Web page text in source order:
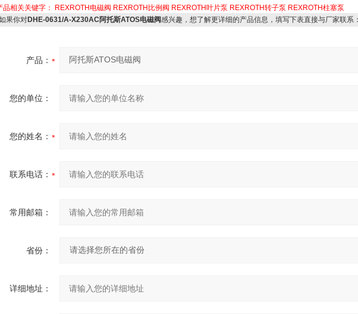
品相关关键字： REXROTH电磁阀 REXROTH比例阀 REXROTH叶片泵 REXROTH转子泵 REXROTH柱塞泵
你对DHE-0631/A-X230AC阿托斯ATOS电磁阀感兴趣，想了解更详细的产品信息，填写下表直接与厂家联系：
产品：
您的单位：
您的姓名：
联系电话：
常用邮箱：
省份：
详细地址：